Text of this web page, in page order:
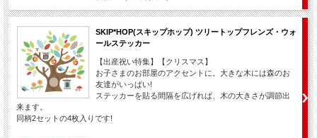
SKIP*HOP(スキップホップ) ツリートップフレンズ・ウォ
ールステッカー
【出産祝い特集】【クリスマス】
お子さまのお部屋のアクセントに。大きな木には森のお
友達がいっぱい!
ステッカーを貼る間隔を広げれば、木の大きさが調節出
来ます。
同柄2セットの4枚入りです!